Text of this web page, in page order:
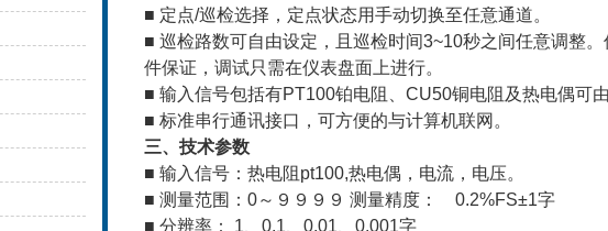
■ 定点/巡检选择，定点状态用手动切换至任意通道。
■ 巡检路数可自由设定，且巡检时间3~10秒之间任意调整
件保证，调试只需在仪表盘面上进行。
■ 输入信号包括有PT100铂电阻、CU50铜电阻及热电偶可
■ 标准串行通讯接口，可方便的与计算机联网。
三、技术参数
■ 输入信号：热电阻pt100,热电偶，电流，电压。
■ 测量范围：0～９９９９ 测量精度： 0.2%FS±1字
■ 分辨率： 1、0.1、0.01、0.001字